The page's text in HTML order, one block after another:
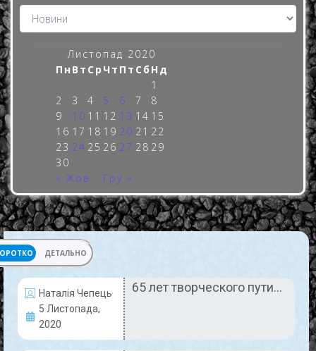
Листопад 2020
Пн Вт Ср Чт Пт Сб Нд
1
2
3 4 5 6 7
8
9
10 11 12 13 14 15
16 17 18 19 20 21 22
23 24 25 26 27 28 29
30
« Жов
Гру »
ДЕТАЛЬНО
Наталія Чепець
5 Листопада,
2020
65 лет творческого пути…